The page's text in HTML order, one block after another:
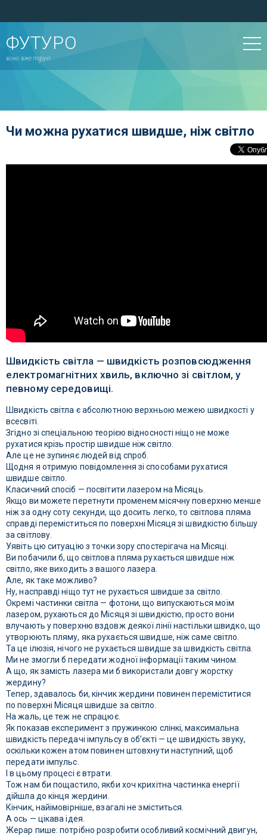
ФУТУРО
воно вже поруч!
Чи можна рухатися швидше, ніж світло
Швидкість світла — швидкість розповсюдження
електромагнітних хвиль, включно зі світлом, у
певному середовищі.
Швидкість світла є абсолютною верхньою межею швидкості у
всесвіті.
Згідно зі спеціальною теорією відносності ніщо не може
рухатися крізь простір швидше ніж світло.
Але це не зупиняє людей від спроб.
Щодня я отримую повідомлення зі способами рухатися
швидше світло.
Класичний спосіб — посвітити лазером на Місяць.
Якщо ви можете перетнути променем місячну поверхню менше
ніж за одну соту секунди, що досить легко, то світлова пляма
справді переміститься по поверхні Місяця зі швидкістю більшу
за світлову.
Уявіть цю ситуацію з точки зору спостерігача на Місяці.
Ви побачили б, що світлова пляма рухається швидше ніж
світло, яке виходить з вашого лазера.
Але, як таке можливо?
Ну, насправді ніщо тут не рухається швидше за світло.
Окремі частинки світла — фотони, що випускаються моїм
лазером, рухаються до Місяця зі швидкістю, просто вони
влучають у поверхню вздовж деякої лінії настільки швидко, що
утворюють пляму, яка рухається швидше, ніж саме світло.
Та це ілюзія, нічого не рухається швидше за швидкість світла.
Ми не змогли б передати жодної інформації таким чином.
А що, як замість лазера ми б використали довгу жорстку
жердину?
Тепер, здавалось би, кінчик жердини повинен переміститися
по поверхні Місяця швидше за світло.
На жаль, це теж не спрацює.
Як показав експеримент з пружинкою слінкі, максимальна
швидкість передачі імпульсу в об’єкті — це швидкість звуку,
оскільки кожен атом повинен штовхнути наступний, щоб
передати імпульс.
І в цьому процесі є втрати.
Тож нам би пощастило, якби хоч крихітна частинка енергії
дійшла до кінця жердини.
Кінчик, найімовірніше, взагалі не зміститься.
А ось — цікава ідея.
Жерар пише: потрібно розробити особливий космічний двигун,